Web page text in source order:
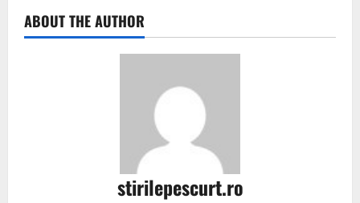
ABOUT THE AUTHOR
stirilepescurt.ro